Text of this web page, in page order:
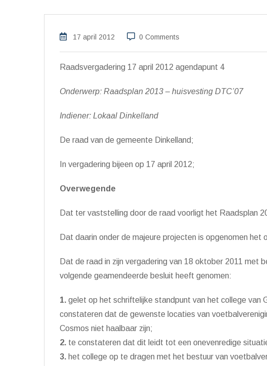
17 april 2012 0 Comments
Raadsvergadering 17 april 2012 agendapunt 4
Onderwerp: Raadsplan 2013 – huisvesting DTC’07
Indiener: Lokaal Dinkelland
De raad van de gemeente Dinkelland;
In vergadering bijeen op 17 april 2012;
Overwegende
Dat ter vaststelling door de raad voorligt het Raadsplan
Dat daarin onder de majeure projecten is opgenomen het
Dat de raad in zijn vergadering van 18 oktober 2011 met
volgende geamendeerde besluit heeft genomen:
1. gelet op het schriftelijke standpunt van het college van
constateren dat de gewenste locaties van
Cosmos niet haalbaar zijn;
2. te constateren dat dit leidt tot een onevenredige
3. het college op te dragen met het bestuur van